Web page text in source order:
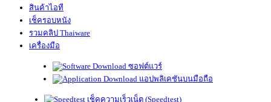
สินค้าไอที
เช็ครอบหนัง
รวมคลิป Thaiware
เครื่องมือ
ซอฟต์แวร์
แอปพลิเคชันบนมือถือ
เช็คความเร็วเน็ต (Speedtest)